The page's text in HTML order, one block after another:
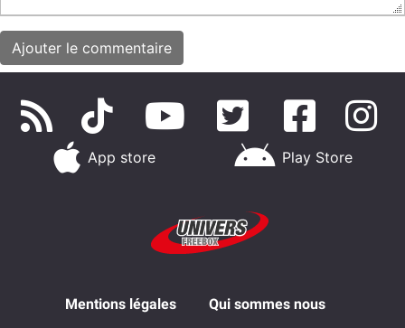
App store Play Store
Mentions légales Qui sommes nous